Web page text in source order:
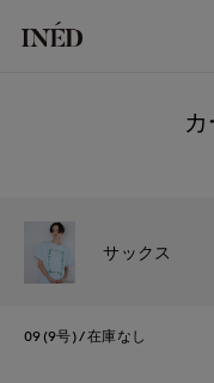
サックス
09(9号) 在庫なし